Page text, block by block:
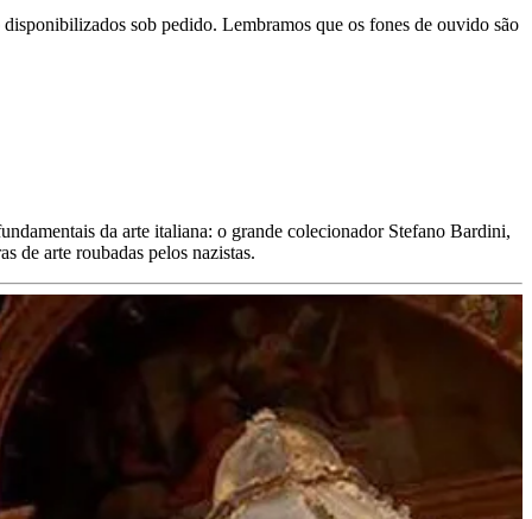
sob pedido. Lembramos que os fones de ouvido são
da arte italiana: o grande colecionador Stefano Bardini,
de arte roubadas pelos nazistas.